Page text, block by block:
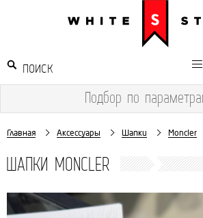
Подбор по
Главная Аксессуары Шапки Moncler
ШАПКИ MONCLER